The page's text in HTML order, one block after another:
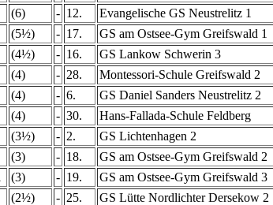
(6) - 12. Evangelische GS Neustrelitz 1
(5½) - 17. GS am Ostsee-Gym Greifswald 1
(4½) - 16. GS Lankow Schwerin 3
(4) - 28. Montessori-Schule Greifswald 2
(4) - 6. GS Daniel Sanders Neustrelitz 2
(4) - 30. Hans-Fallada-Schule Feldberg
(3½) - 2. GS Lichtenhagen 2
(3) - 18. GS am Ostsee-Gym Greifswald 2
(3) - 19. GS am Ostsee-Gym Greifswald 3
(2½) - 25. GS Lütte Nordlichter Dersekow 2